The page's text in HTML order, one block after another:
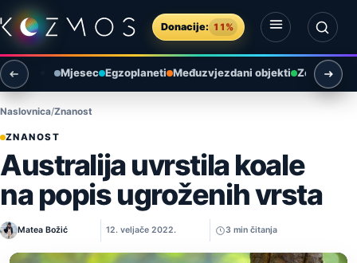
Preskoči na sadržaj
Donacije: 11%
Otvori izbornik
Otvori pretragu
Mjesec Egzoplaneti Međuzvjezdani objekti Zemlja i
Naslovnica Znanost
ZNANOST
Australija uvrstila koale
na popis ugroženih vrsta
Matea Božić 12. veljače 2022. 3 min čitanja